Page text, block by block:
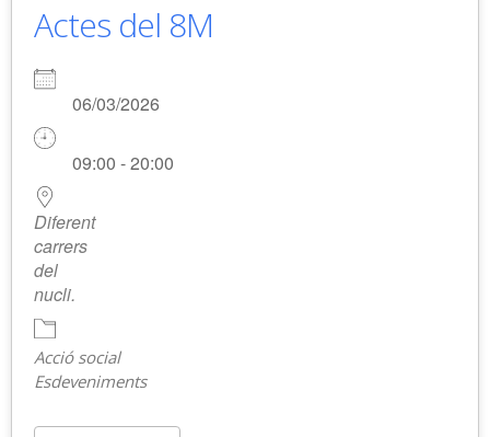
Actes del 8M
06/03/2026
09:00 - 20:00
Diferent
carrers
del
nucli.
Acció social
Esdeveniments